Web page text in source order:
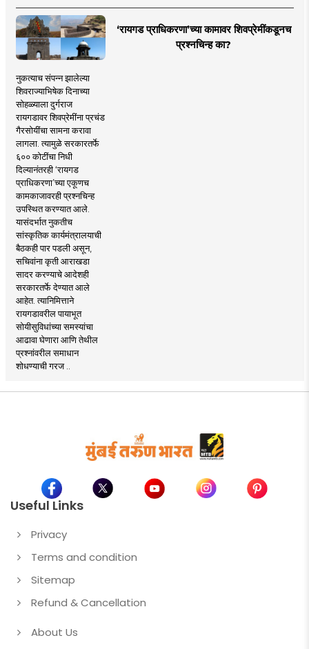
‘रायगड प्राधिकरणा’च्या कामावर शिवप्रेमींकडूनच
प्रश्नचिन्ह का?
नुकत्याच संपन्न झालेल्या
शिवराज्याभिषेक दिनाच्या
सोहळ्याला दुर्गराज
रायगडावर शिवप्रेमींना प्रचंड
गैरसोयींचा सामना करावा
लागला. त्यामुळे सरकारतर्फे
६०० कोटींचा निधी
दिल्यानंतरही ‘रायगड
प्राधिकरणा’च्या एकूणच
कामकाजावरही प्रश्नचिन्ह
उपस्थित करण्यात आले.
यासंदर्भात नुकतीच
सांस्कृतिक कार्यमंत्रालयाची
बैठकही पार पडली असून,
सचिवांना कृती आराखडा
सादर करण्याचे आदेशही
सरकारतर्फे देण्यात आले
आहेत. त्यानिमित्ताने
रायगडावरील पायाभूत
सोयीसुविधांच्या समस्यांचा
आढावा घेणारा आणि तेथील
प्रश्नांवरील समाधान
शोधण्याची गरज ..
Useful Links
Privacy
Terms and condition
Sitemap
Refund & Cancellation
About Us